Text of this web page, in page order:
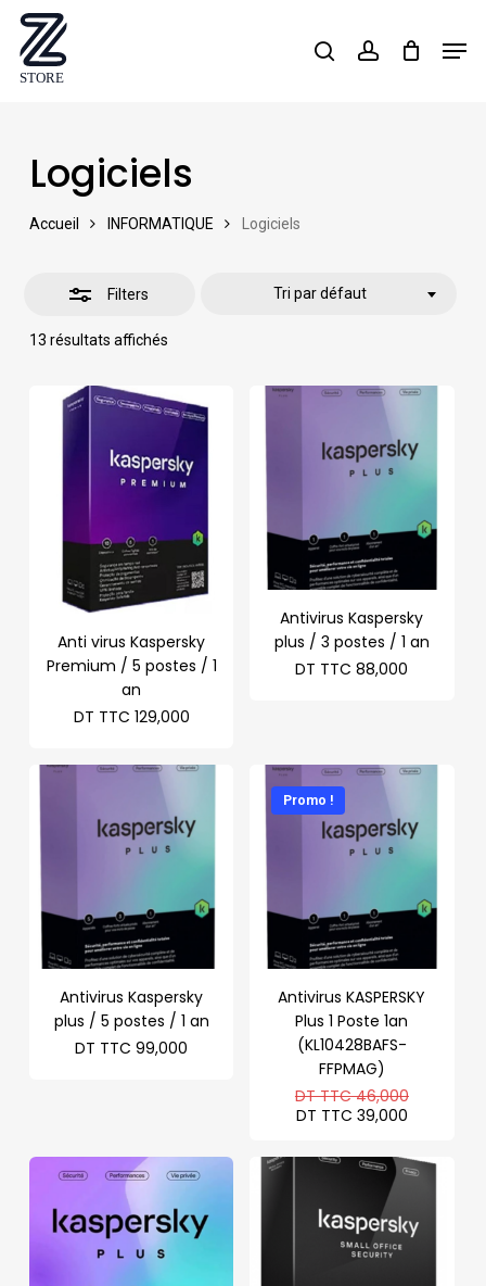
Skip
main
searchaccount
Logiciels
Accueil INFORMATIQUE Logiciels
Filters
13 résultats affichés
Tri par défaut
Close
Anti virus Kaspersky
Premium / 5 postes / 1
an
DT TTC 129,000
Antivirus Kaspersky
plus / 3 postes / 1 an
DT TTC 88,000
Antivirus Kaspersky
plus / 5 postes / 1 an
DT TTC 99,000
Promo !
Antivirus KASPERSKY
Plus 1 Poste 1an
(KL10428BAFS-
FFPMAG)
DT TTC46,000Le
DT
TTC
DT TTC 39,000Le
est :
DT